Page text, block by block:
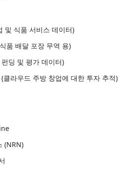
및 식품 서비스 데이터)
품 배달 포장 무역 용)
딩 및 평가 데이터)
라우드 주방 창업에 대한 투자 추적)
(NRN)